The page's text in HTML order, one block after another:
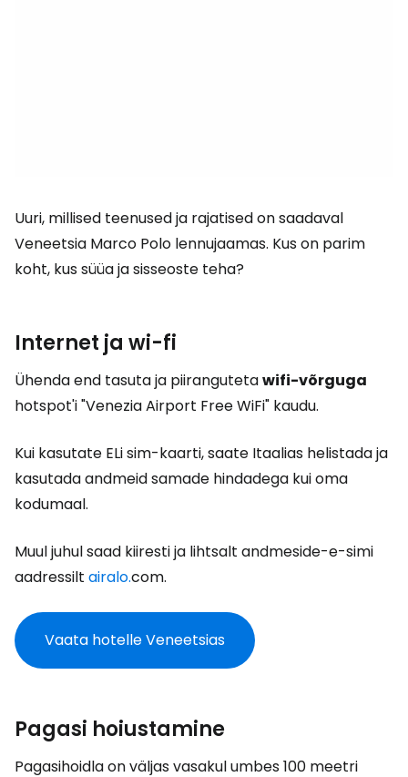
Uuri, millised teenused ja rajatised on saadaval
Veneetsia Marco Polo lennujaamas. Kus on parim
koht, kus süüa ja sisseoste teha?
Internet ja wi-fi
Ühenda end tasuta ja piirangutetawifi-võrguga
hotspot'i "Venezia Airport Free WiFi" kaudu.
Kui kasutate ELi sim-kaarti, saate Itaalias helistada ja
kasutada andmeid samade hindadega kui oma
kodumaal.
Muul juhul saad kiiresti ja lihtsalt andmeside-e-simi
aadressilt airalo.com.
Vaata hotelle Veneetsias
Pagasi hoiustamine
Pagasihoidla on väljas vasakul umbes 100 meetri